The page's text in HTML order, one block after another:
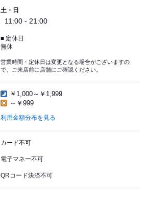
土・日
11:00 - 21:00
■ 定休日
無休
営業時間・定休日は変更となる場合がございますの
で、ご来店前に店舗にご確認ください。
￥1,000～￥1,999
～￥999
利用金額分布を見る
カード不可
電子マネー不可
QRコード決済不可